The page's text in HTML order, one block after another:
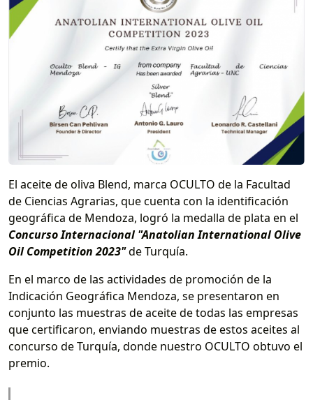
El aceite de oliva Blend, marca OCULTO de la Facultad
de Ciencias Agrarias, que cuenta con la identificación
geográfica de Mendoza, logró la medalla de plata en el
Concurso Internacional "Anatolian International Olive
Oil Competition 2023"de Turquía.
En el marco de las actividades de promoción de la
Indicación Geográfica Mendoza, se presentaron en
conjunto las muestras de aceite de todas las empresas
que certificaron, enviando muestras de estos aceites al
concurso de Turquía, donde nuestro OCULTO obtuvo el
premio.